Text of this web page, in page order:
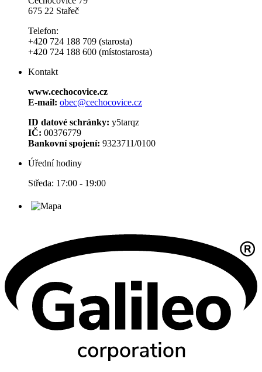
675 22 Stařeč
Telefon:
+420 724 188 709 (starosta)
+420 724 188 600 (místostarosta)
Kontakt
www.cechocovice.cz
E-mail: obec@cechocovice.cz
ID datové schránky: y5tarqz
IČ: 00376779
Bankovní spojení: 9323711/0100
Úřední hodiny
Středa: 17:00 - 19:00